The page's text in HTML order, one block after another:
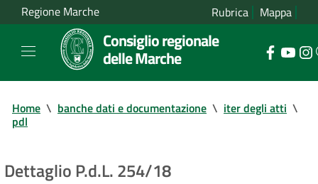
Regione Marche Rubrica Mappa
Consiglio regionale
delle Marche
Home \ banche dati e documentazione \ iter degli atti \
pdl
Dettaglio P.d.L. 254/18